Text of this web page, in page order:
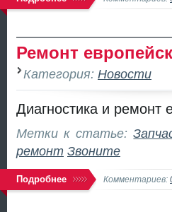
Ремонт
Категория: Новости
Диагностика и ремонт
Метки к статье:
ремонт Звоните
Подробнее Комментариев: